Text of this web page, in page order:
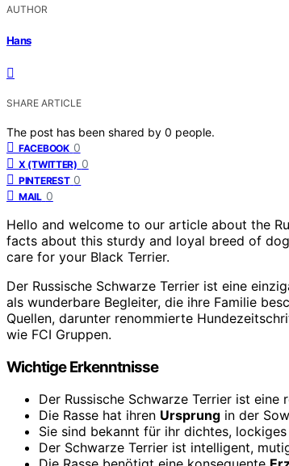
AUTHOR
Hans
SHARE ARTICLE
The post has been shared by 0 people.
FACEBOOK 0
X (TWITTER) 0
PINTEREST 0
MAIL 0
Hello and welcome to our article about the
facts about this sturdy and loyal breed of
care for your Black Terrier.
Der Russische Schwarze Terrier ist eine
als wunderbare Begleiter, die ihre Familie
Quellen, darunter renommierte
wie FCI Gruppen.
Wichtige Erkenntnisse
Der Russische Schwarze Terrier ist eine
Die Rasse hat ihren Ursprung in der
Sie sind bekannt für ihr dichtes,
Der Schwarze Terrier ist intelligent,